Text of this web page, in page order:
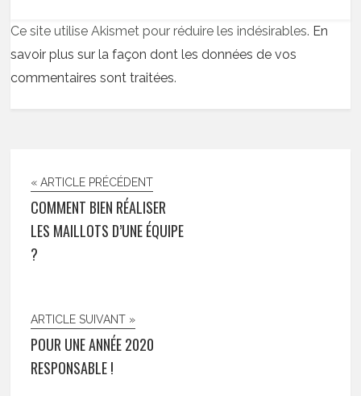
Ce site utilise Akismet pour réduire les indésirables. En
savoir plus sur la façon dont les données de vos
commentaires sont traitées.
« ARTICLE PRÉCÉDENT
COMMENT BIEN RÉALISER
LES MAILLOTS D’UNE ÉQUIPE
?
ARTICLE SUIVANT »
POUR UNE ANNÉE 2020
RESPONSABLE !